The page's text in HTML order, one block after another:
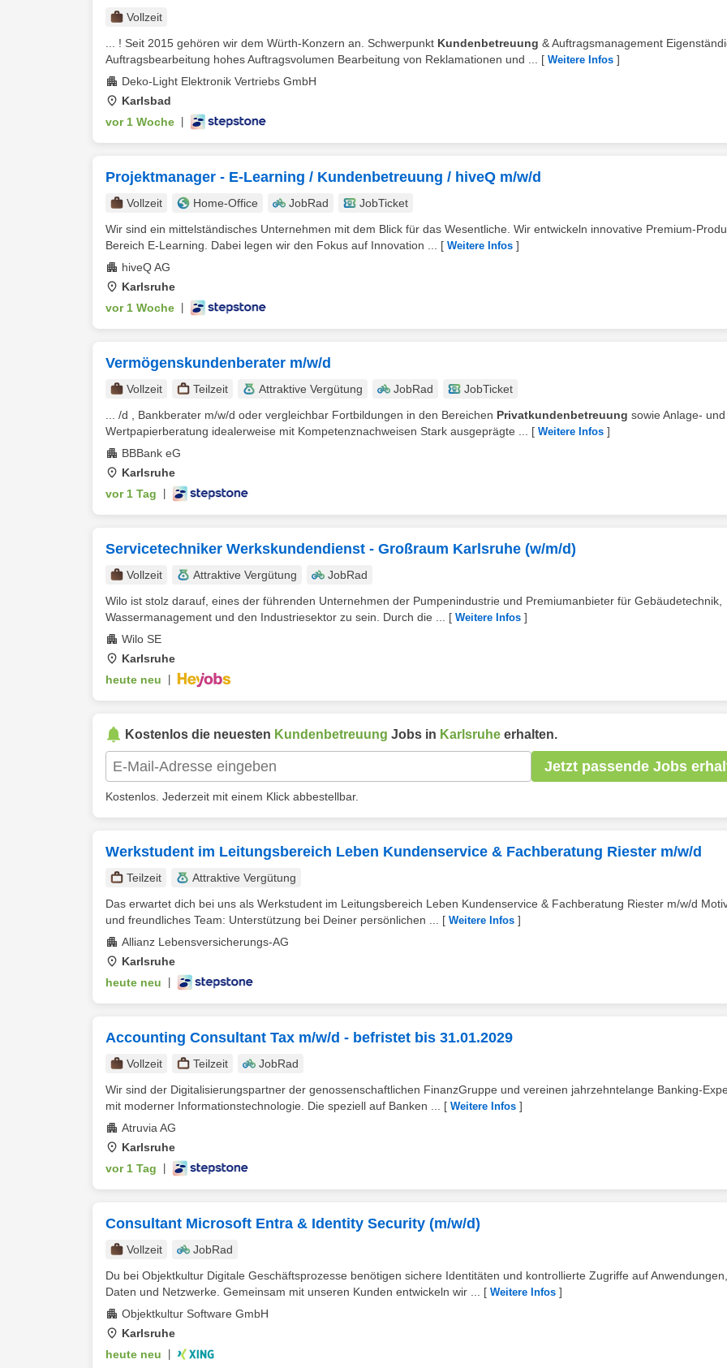
Vollzeit
... ! Seit 2015 gehören wir dem Würth-Konzern an. Schwerpunkt Kundenbetreuung & Auftragsmanagement
Auftragsbearbeitung hohes Auftragsvolumen Bearbeitung von Reklamationen und ...
[ Weitere Infos ]
Deko-Light Elektronik Vertriebs GmbH
Karlsbad
vor 1 Woche
Projektmanager - E-Learning / Kundenbetreuung / hiveQ m/w/d
Vollzeit Home-Office JobRad
JobTicket
Wir sind ein mittelständisches Unternehmen mit dem Blick für das Wesentliche. Wir entwickeln innovative Premium-
Bereich E-Learning. Dabei legen wir den Fokus auf Innovation ...
[ Weitere Infos ]
hiveQ AG
Karlsruhe
vor 1 Woche
Vermögenskundenberater m/w/d
Vollzeit Teilzeit Attraktive Vergütung JobRad
JobTicket
... /d , Bankberater m/w/d oder vergleichbar Fortbildungen in den Bereichen Privatkundenbetreuung sowie Anlage- und
Wertpapierberatung idealerweise mit Kompetenznachweisen Stark ausgeprägte ...
[ Weitere Infos ]
BBBank eG
Karlsruhe
vor 1 Tag
Servicetechniker Werkskundendienst - Großraum Karlsruhe (w/m/d)
Vollzeit Attraktive Vergütung
JobRad
Wilo ist stolz darauf, eines der führenden Unternehmen der Pumpenindustrie und Premiumanbieter für Gebäudetechnik,
Wassermanagement und den Industriesektor zu sein. Durch die ...
[ Weitere Infos ]
Wilo SE
Karlsruhe
heute neu
Kostenlos die neuesten Kundenbetreuung Jobs in Karlsruhe erhalten.
Jetzt passende Jobs
Kostenlos. Jederzeit mit einem Klick abbestellbar.
Werkstudent im Leitungsbereich Leben Kundenservice & Fachberatung Riester m/w/d
Teilzeit
Attraktive Vergütung
Das erwartet dich bei uns als Werkstudent im Leitungsbereich Leben Kundenservice & Fachberatung Riester m/w/d
und freundliches Team: Unterstützung bei Deiner persönlichen ...
[ Weitere Infos ]
Allianz Lebensversicherungs-AG
Karlsruhe
heute neu
Accounting Consultant Tax m/w/d - befristet bis 31.01.2029
Vollzeit Teilzeit
JobRad
Wir sind der Digitalisierungspartner der genossenschaftlichen FinanzGruppe und vereinen jahrzehntelange Banking-
mit moderner Informationstechnologie. Die speziell auf Banken ...
[ Weitere Infos ]
Atruvia AG
Karlsruhe
vor 1 Tag
Consultant Microsoft Entra & Identity Security (m/w/d)
Vollzeit
JobRad
Du bei Objektkultur Digitale Geschäftsprozesse benötigen sichere Identitäten und kontrollierte Zugriffe auf Anwendungen,
Daten und Netzwerke. Gemeinsam mit unseren Kunden entwickeln wir ...
[ Weitere Infos ]
Objektkultur Software GmbH
Karlsruhe
heute neu